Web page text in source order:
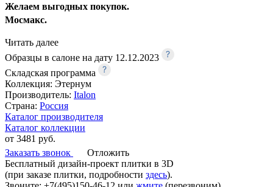
Желаем выгодных покупок.
Мосмакс.
Читать далее
Образцы в салоне на дату 12.12.2023
Складская программа
Коллекция: Этернум
Производитель: Italon
Страна: Россия
Каталог производителя
Каталог коллекции
от 3481 руб.
Заказать звонок
Отложить
Бесплатный дизайн-проект плитки в 3D
(при заказе плитки, подробности здесь).